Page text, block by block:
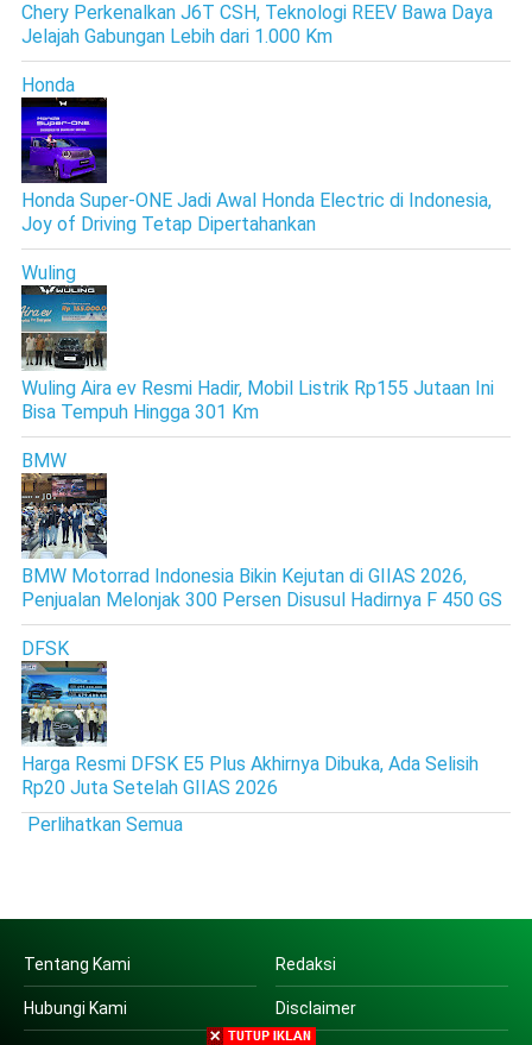
Chery Perkenalkan J6T CSH, Teknologi REEV Bawa Daya
Jelajah Gabungan Lebih dari 1.000 Km
Honda
Honda Super-ONE Jadi Awal Honda Electric di Indonesia,
Joy of Driving Tetap Dipertahankan
Wuling
Wuling Aira ev Resmi Hadir, Mobil Listrik Rp155 Jutaan Ini
Bisa Tempuh Hingga 301 Km
BMW
BMW Motorrad Indonesia Bikin Kejutan di GIIAS 2026,
Penjualan Melonjak 300 Persen Disusul Hadirnya F 450 GS
DFSK
Harga Resmi DFSK E5 Plus Akhirnya Dibuka, Ada Selisih
Rp20 Juta Setelah GIIAS 2026
Perlihatkan Semua
Tentang Kami Redaksi
Hubungi Kami Disclaimer